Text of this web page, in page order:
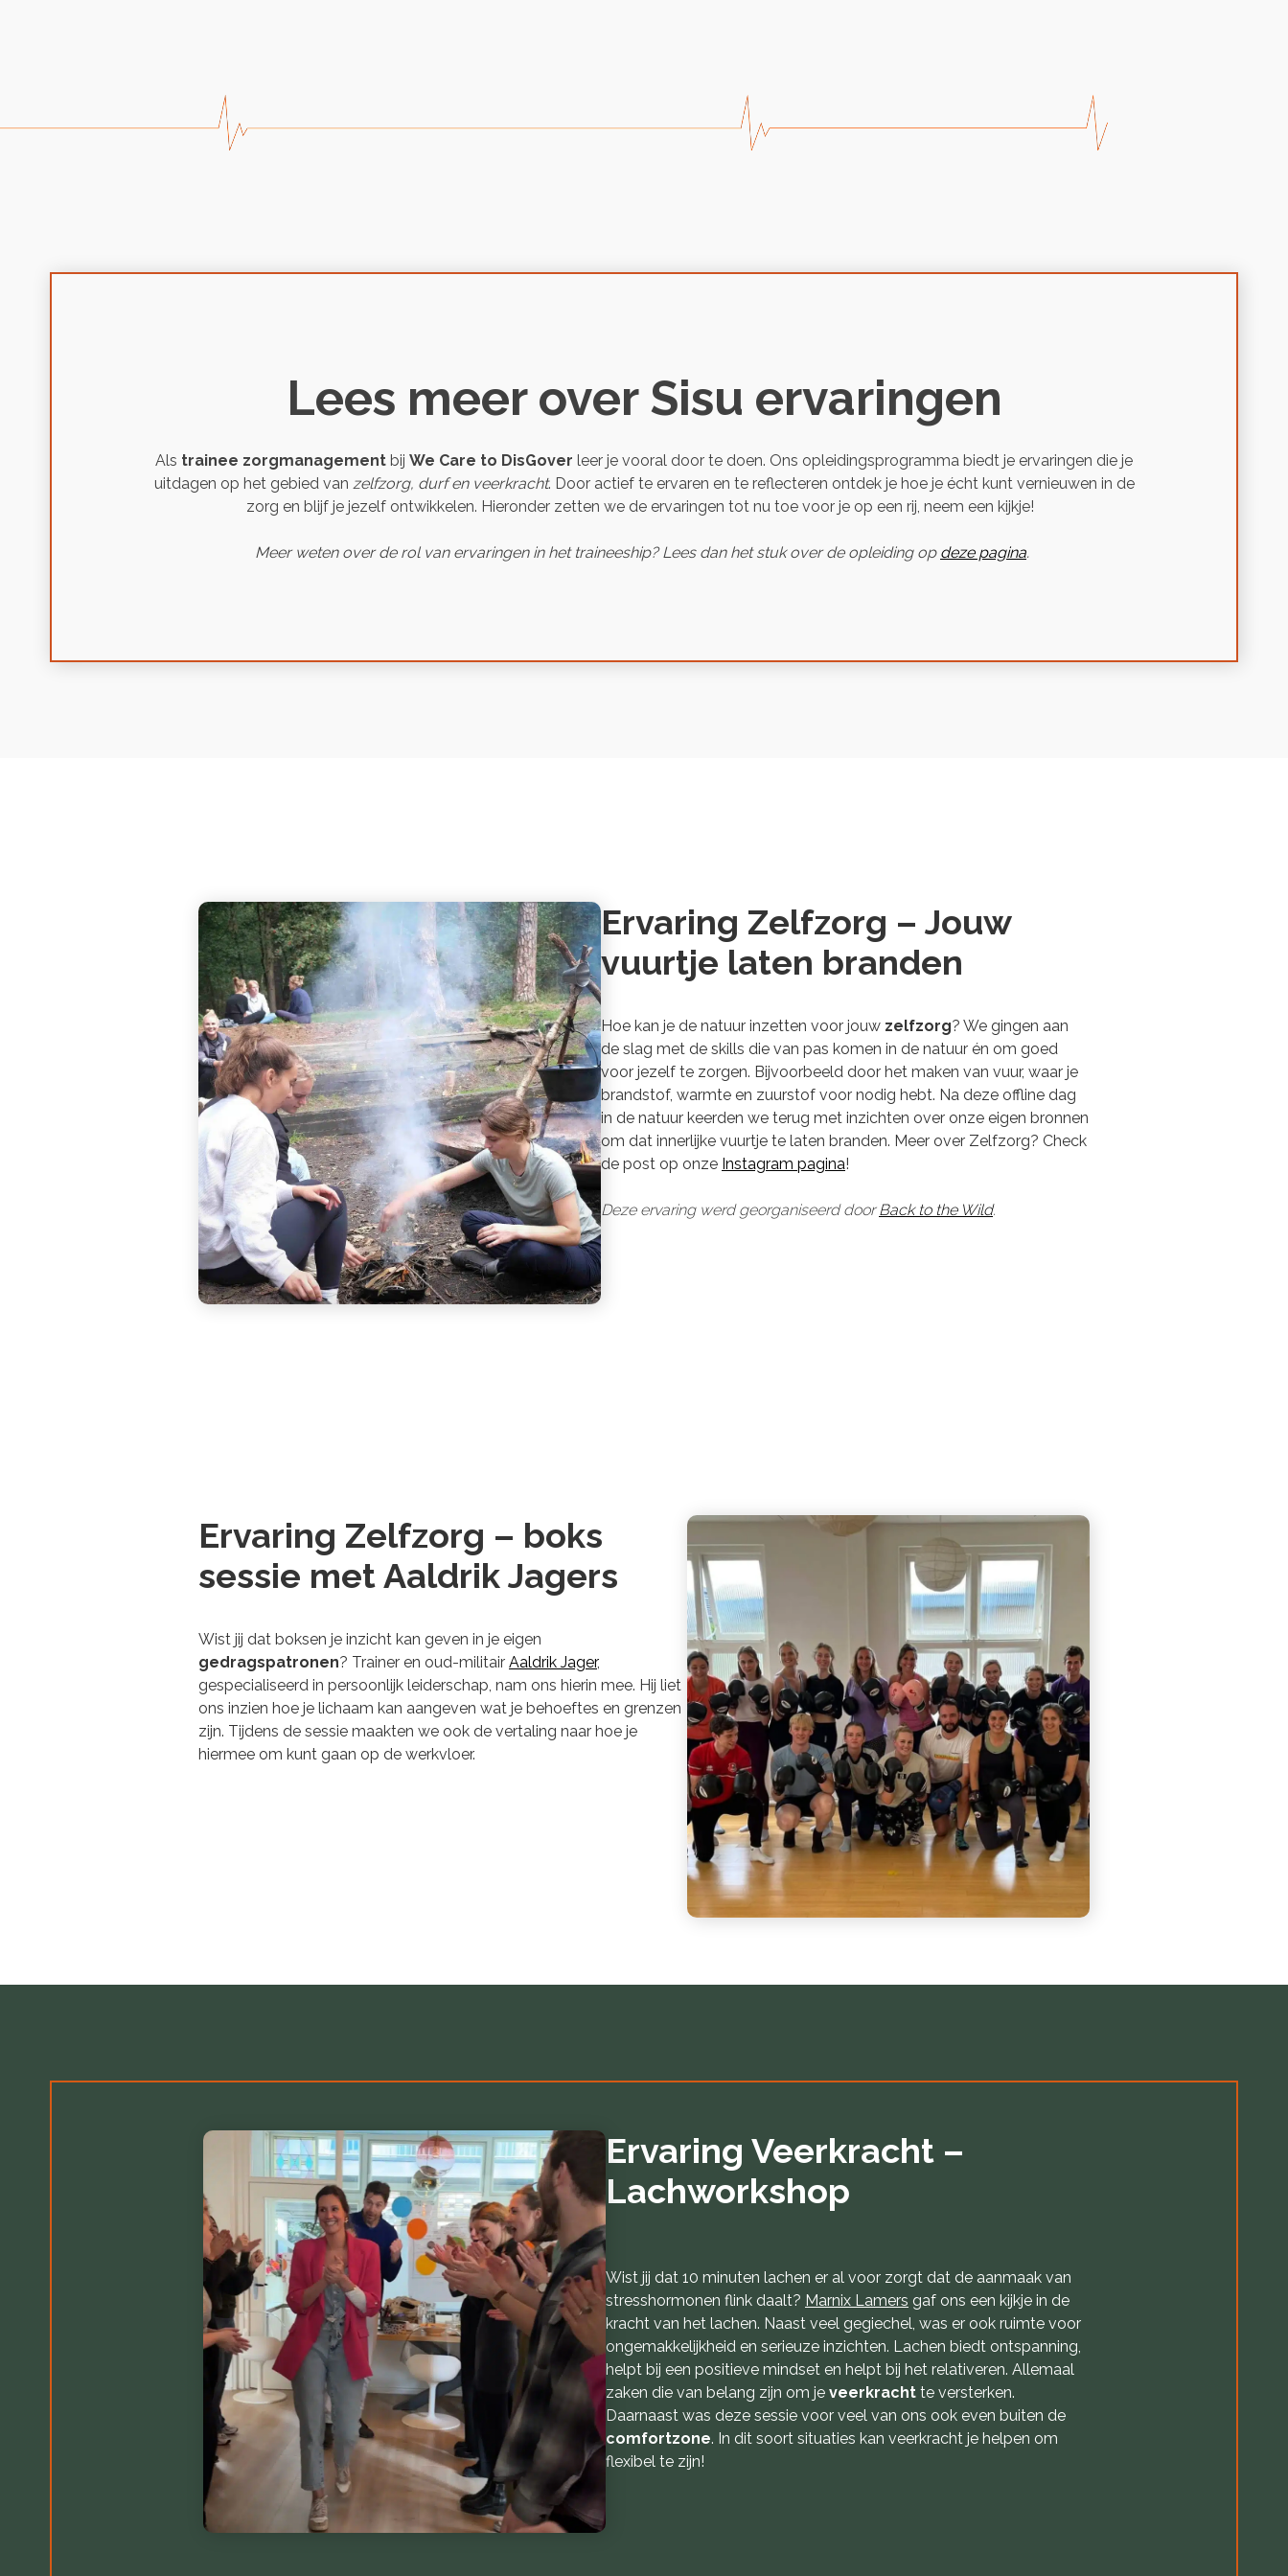
Lees meer over Sisu ervaringen
Als trainee zorgmanagement bij We Care to DisGover leer je vooral door te doen. Ons opleidingsprogramma biedt je ervaringen die je
uitdagen op het gebied van zelfzorg, durf en veerkracht. Door actief te ervaren en te reflecteren ontdek je hoe je écht kunt vernieuwen in de
zorg en blijf je jezelf ontwikkelen. Hieronder zetten we de ervaringen tot nu toe voor je op een rij, neem een kijkje!
Meer weten over de rol van ervaringen in het traineeship? Lees dan het stuk over de opleiding op deze pagina.
Ervaring Zelfzorg – Jouw
vuurtje laten branden
Hoe kan je de natuur inzetten voor jouw zelfzorg? We gingen aan
de slag met de skills die van pas komen in de natuur én om goed
voor jezelf te zorgen. Bijvoorbeeld door het maken van vuur, waar je
brandstof, warmte en zuurstof voor nodig hebt. Na deze offline dag
in de natuur keerden we terug met inzichten over onze eigen bronnen
om dat innerlijke vuurtje te laten branden. Meer over Zelfzorg? Check
de post op onze Instagram pagina!
Deze ervaring werd georganiseerd doorBack to the Wild.
Ervaring Zelfzorg – boks
sessie met Aaldrik Jagers
Wist jij dat boksen je inzicht kan geven in je eigen
gedragspatronen? Trainer en oud-militair Aaldrik Jager,
gespecialiseerd in persoonlijk leiderschap, nam ons hierin mee. Hij liet
ons inzien hoe je lichaam kan aangeven wat je behoeftes en grenzen
zijn. Tijdens de sessie maakten we ook de vertaling naar hoe je
hiermee om kunt gaan op de werkvloer.
Ervaring Veerkracht –
Lachworkshop
Wist jij dat 10 minuten lachen er al voor zorgt dat de aanmaak van
stresshormonen flink daalt? Marnix Lamers gaf ons een kijkje in de
kracht van het lachen. Naast veel gegiechel, was er ook ruimte voor
ongemakkelijkheid en serieuze inzichten. Lachen biedt ontspanning,
helpt bij een positieve mindset en helpt bij het relativeren. Allemaal
zaken die van belang zijn om je veerkracht te versterken.
Daarnaast was deze sessie voor veel van ons ook even buiten de
comfortzone. In dit soort situaties kan veerkracht je helpen om
flexibel te zijn!